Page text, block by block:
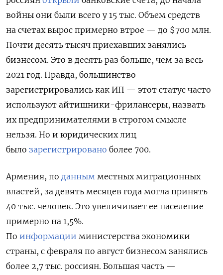
войны они были всего у 15 тыс. Объем средств
на счетах вырос примерно втрое — до $700 млн.
Почти десять тысяч приехавших занялись
бизнесом. Это в десять раз больше, чем за весь
2021 год. Правда, большинство
зарегистрировались как ИП — этот статус часто
используют айтишники-фрилансеры, назвать
их предпринимателями в строгом смысле
нельзя. Но и юридических лиц
было зарегистрировано более 700.
Армения, по данным местных миграционных
властей, за девять месяцев года могла принять
40 тыс. человек. Это увеличивает ее население
примерно на 1,5%.
По информации министерства экономики
страны, с февраля по август бизнесом занялись
более 2,7 тыс. россиян. Большая часть —